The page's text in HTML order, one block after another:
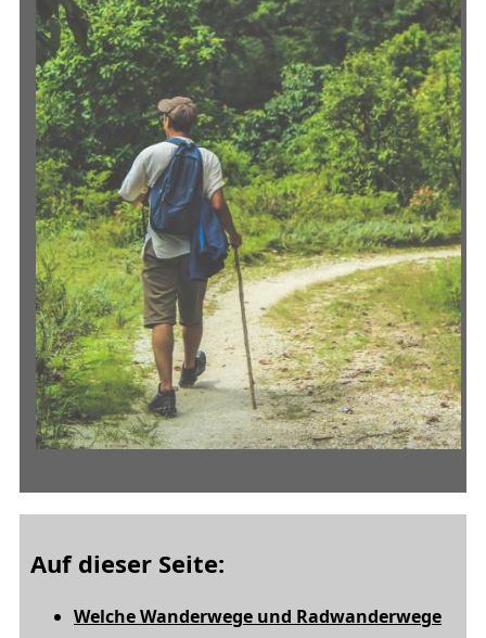
Auf dieser Seite:
Welche Wanderwege und Radwanderwege